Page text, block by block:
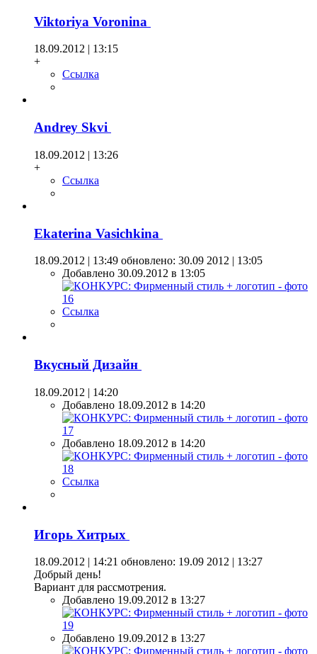
Viktoriya Voronina
18.09.2012 | 13:15
+
Ссылка
Andrey Skvi
18.09.2012 | 13:26
+
Ссылка
Ekaterina Vasichkina
18.09.2012 | 13:49 обновлено: 30.09 2012 | 13:05
Добавлено 30.09.2012 в 13:05
Ссылка
Вкусный Дизайн
18.09.2012 | 14:20
Добавлено 18.09.2012 в 14:20
Добавлено 18.09.2012 в 14:20
Ссылка
Игорь Хитрых
18.09.2012 | 14:21 обновлено: 19.09 2012 | 13:27
Добрый день!
Вариант для рассмотрения.
Добавлено 19.09.2012 в 13:27
Добавлено 19.09.2012 в 13:27